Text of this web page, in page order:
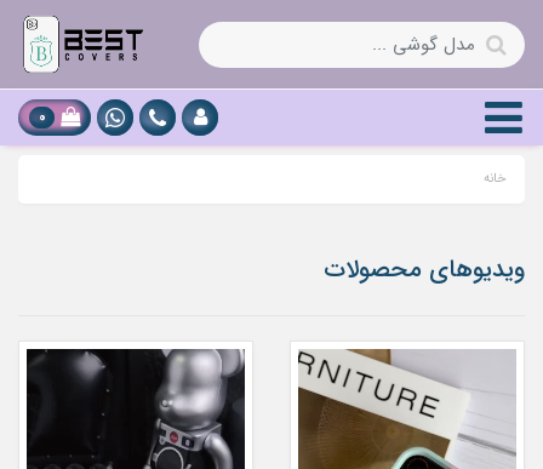
0
خانه
ویدیوهای محصولات